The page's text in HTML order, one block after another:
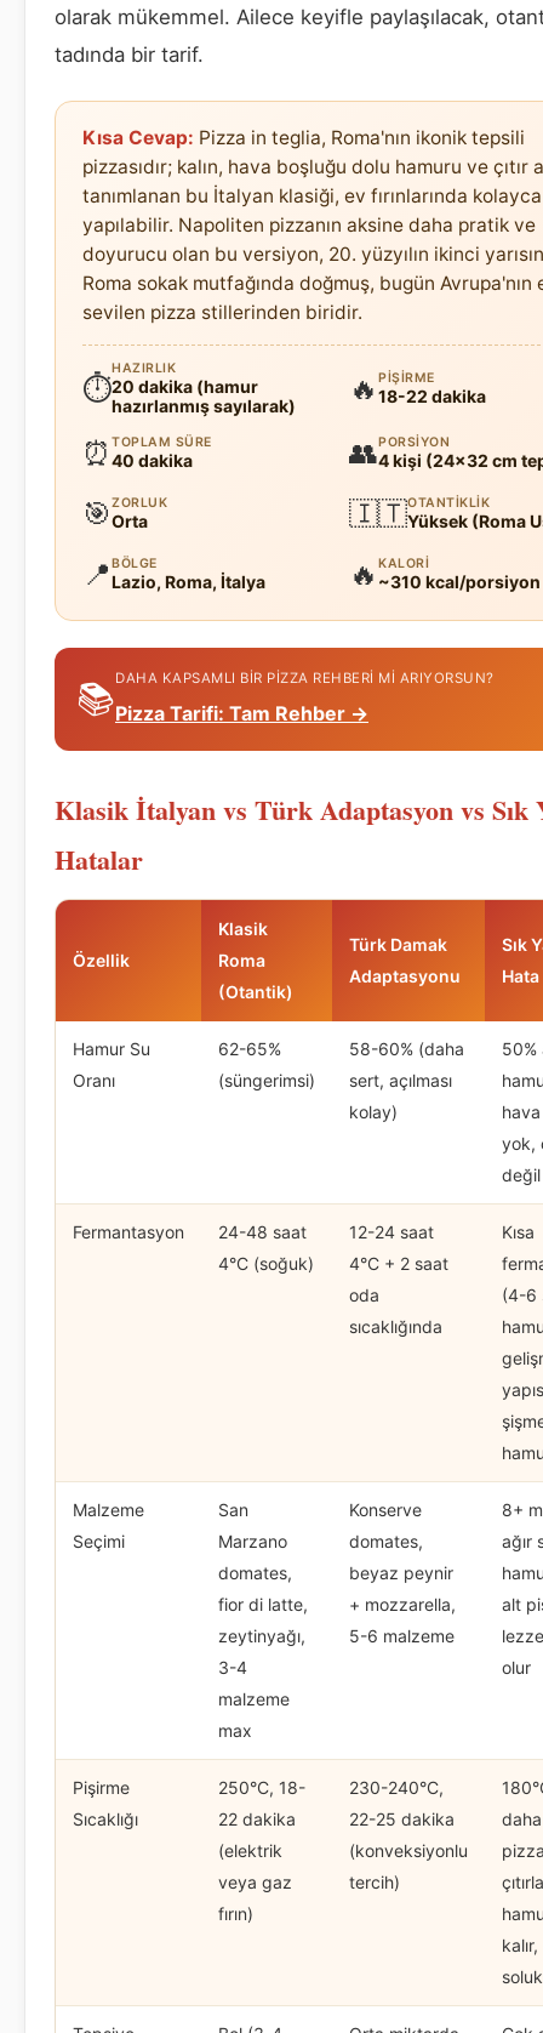
olarak mükemmel. Ailece keyifle paylaşılacak,
tadında bir tarif.
Kısa Cevap: Pizza in teglia, Roma'nın ikonik tepsili
pizzasıdır; kalın, hava boşluğu dolu hamuru ve çıtır
tanımlanan bu İtalyan klasiği, ev fırınlarında kolayca
yapılabilir. Napoliten pizzanın aksine daha pratik ve
doyurucu olan bu versiyon, 20. yüzyılın ikinci
Roma sokak mutfağında doğmuş, bugün Avrupa'nın
sevilen pizza stillerinden biridir.
⏱
HAZIRLIK
20 dakika (hamur
hazırlanmış sayılarak)
🔥 PIŞIRME
18-22 dakika
⏰ TOPLAM SÜRE
40 dakika 👥PORSIYON
4 kişi (24x32 cm
🎯 ZORLUK
Orta 🇮🇹OTANTIKLIK
Yüksek (Roma
📍 BÖLGE
Lazio, Roma, İtalya 🔥 KALORI
~310 kcal/porsiyon
📚DAHA KAPSAMLI BIR PIZZA REHBERI MI ARIYORSUN?
Pizza Tarifi: Tam Rehber →
Klasik İtalyan vs Türk Adaptasyon vs Sık
Hatalar
Özellik
Klasik
Roma
(Otantik)
Türk Damak
Adaptasyonu
Sık
Hata
Hamur Su
Oranı
62-65%
(süngerimsi)
58-60% (daha
sert, açılması
kolay)
50%
yok,
değil
Fermantasyon
24-48 saat
4°C (soğuk)
12-24 saat
4°C + 2 saat
oda
sıcaklığında
Kısa
(4-6
Malzeme
Seçimi
San
Marzano
domates,
fior di latte,
zeytinyağı,
3-4
malzeme
max
Konserve
domates,
beyaz peynir
+ mozzarella,
5-6 malzeme
8+
ağır
alt
olur
Pişirme
Sıcaklığı
250°C, 18-
22 dakika
(elektrik
veya gaz
fırın)
230-240°C,
22-25 dakika
(konveksiyonlu
tercih)
soluk